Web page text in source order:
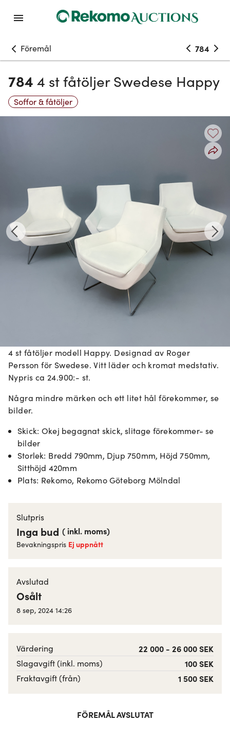
Föremål 784
784 4 st fåtöljer Swedese Happy
Soffor & fåtöljer
4 st fåtöljer modell Happy. Designad av Roger
Persson för Swedese. Vitt läder och kromat medstativ.
Nypris ca 24.900:- st.
Några mindre märken och ett litet hål förekommer, se
bilder.
Skick: Okej begagnat skick, slitage förekommer- se
bilder
Storlek: Bredd 790mm, Djup 750mm, Höjd 750mm,
Sitthöjd 420mm
Plats: Rekomo, Rekomo Göteborg Mölndal
Slutpris
Inga bud ( inkl. moms)
Bevakningspris Ej uppnått
Avslutad
Osålt
8 sep, 2024 14:26
Värdering 22 000 - 26 000 SEK
Slagavgift (inkl. moms) 100 SEK
Fraktavgift (från) 1 500 SEK
FÖREMÅL AVSLUTAT